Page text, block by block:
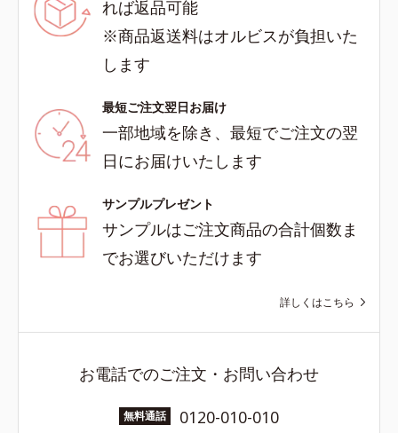
れば返品可能
※商品返送料はオルビスが負担いた
します
最短ご注文翌日お届け
一部地域を除き、最短でご注文の翌
日にお届けいたします
サンプルプレゼント
サンプルはご注文商品の合計個数ま
でお選びいただけます
詳しくはこちら
お電話でのご注文・お問い合わせ
無料通話 0120-010-010